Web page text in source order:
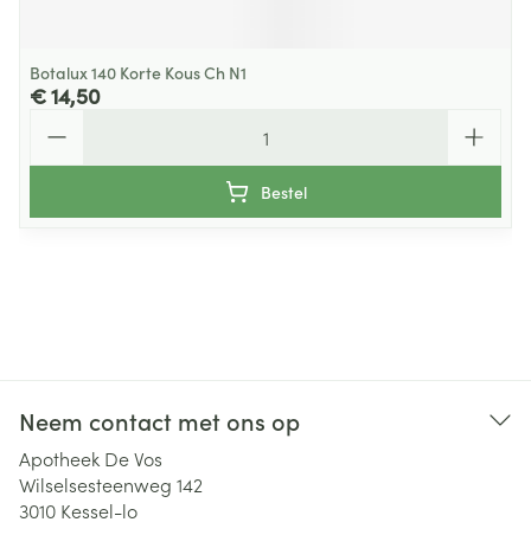
Botalux 140 Korte Kous Ch N1
€ 14,50
Bestel
Neem contact met ons op
Apotheek De Vos
Wilselsesteenweg 142
3010 Kessel-lo